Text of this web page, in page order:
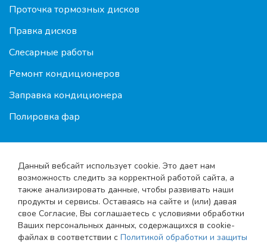
Данный вебсайт использует cookie. Это дает нам
возможность следить за корректной работой сайта, а
также анализировать данные, чтобы развивать наши
продукты и сервисы. Оставаясь на сайте и (или) давая
свое Согласие, Вы соглашаетесь с условиями обработки
Ваших персональных данных, содержащихся в cookie-
файлах в соответствии с Политикой обработки и защиты
Проточка тормозных дисков
Правка дисков
Слесарные работы
Ремонт кондиционеров
Заправка кондиционера
Полировка фар
© 2010-2026 Shod-razval.org